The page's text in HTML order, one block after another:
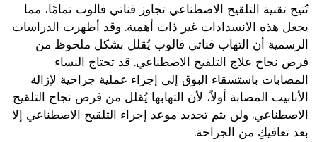
تُتيح تقنية التلقيح الاصطناعي تجاوز قناتي فالوب تمامًا، مما
يجعل هذه الانسدادات غير ذات أهمية. وقد أظهرت الدراسات
الرسمية أن التهاب قناتي فالوب يُقلل بشكل ملحوظ من
فرص نجاح علاج التلقيح الاصطناعي. قد تحتاج النساء
المصابات باستسقاء البوق إلى إجراء عملية جراحية لإزالة
الأنابيب المصابة أولاً، لأن التهابها يُقلل من فرص نجاح التلقيح
الاصطناعي. ولن يتم تحديد موعد إجراء التلقيح الاصطناعي إلا
بعد تعافيكِ من الجراحة.